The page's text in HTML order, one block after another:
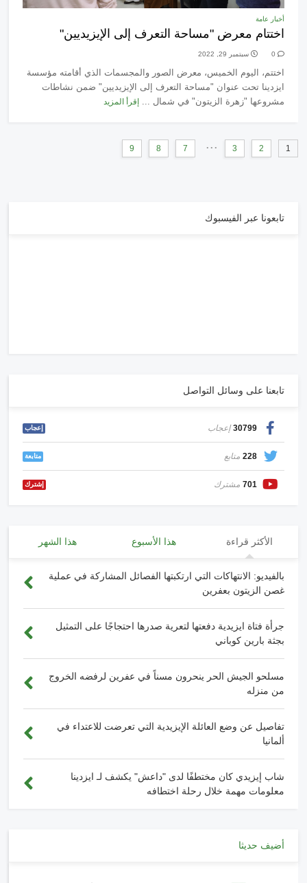
أخبار عامة
اختتام معرض "مساحة التعرف إلى الإيزيديين"
0 سبتمبر 29, 2022
اختتم، اليوم الخميس، معرض الصور والمجسمات الذي أقامته مؤسسة
ايزدينا تحت عنوان "مساحة التعرف إلى الإيزيديين" ضمن نشاطات
مشروعها "زهرة الزيتون" في شمال ...
إقرأ المزيد
1
2
3
...
7
8
9
تابعونا عبر الفيسبوك
تابعنا على وسائل التواصل
30799 إعجاب إعجاب
228 متابع متابعة
701 مشترك إشترك
الأكثر قراءة هذا الأسبوع هذا الشهر
بالفيديو: الانتهاكات التي ارتكبتها الفصائل المشاركة في عملية
غصن الزيتون بعفرين
جرأة فتاة ايزيدية دفعتها لتعرية صدرها احتجاجًا على التمثيل
بجثة بارين كوباني
مسلحو الجيش الحر ينحرون مسناً في عفرين لرفضه الخروج
من منزله
تفاصيل عن وضع العائلة الإيزيدية التي تعرضت للاعتداء في
ألمانيا
شاب إيزيدي كان مختطفًا لدى "داعش" يكشف لـ ايزدينا
معلومات مهمة خلال رحلة اختطافه
أضيف حديثا